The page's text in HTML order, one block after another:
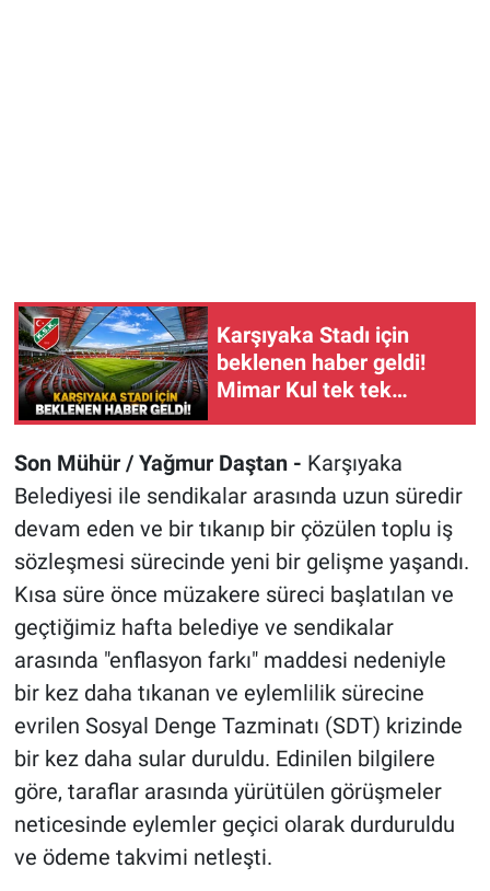
Karşıyaka Stadı için
beklenen haber geldi!
Mimar Kul tek tek
Son Mühür / Yağmur Daştan - Karşıyaka
Belediyesi ile sendikalar arasında uzun süredir
devam eden ve bir tıkanıp bir çözülen toplu iş
sözleşmesi sürecinde yeni bir gelişme yaşandı.
Kısa süre önce müzakere süreci başlatılan ve
geçtiğimiz hafta belediye ve sendikalar
arasında "enflasyon farkı" maddesi nedeniyle
bir kez daha tıkanan ve eylemlilik sürecine
evrilen Sosyal Denge Tazminatı (SDT) krizinde
bir kez daha sular duruldu. Edinilen bilgilere
göre, taraflar arasında yürütülen görüşmeler
neticesinde eylemler geçici olarak durduruldu
ve ödeme takvimi netleşti.